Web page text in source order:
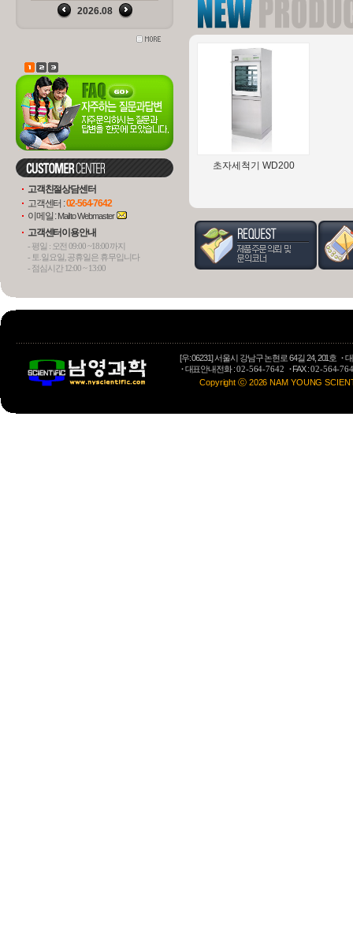
고객친절상담센터
고객센터 :02-564-7642
이메일 :Mail to Webmaster
고객센터이용안내
- 평일 : 오전 09:00 ~18:00 까지
- 토.일요일, 공휴일은 휴무입니다
- 점심시간 12:00 ~ 13:00
Assistant Module 6000
(펌..
초자세척기 WD200
[우: 06231] 서울시 강남구 논현로 64길 24, 201호·
·대표안내전화 :02-564-7642 ·FAX :02-564-
Copyright ⓒ 2026 NAM YOUNG